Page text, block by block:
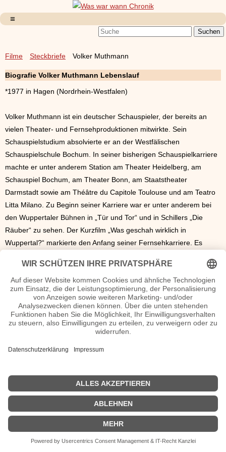
Filme Steckbriefe Volker Muthmann
Biografie Volker Muthmann Lebenslauf
*1977 in Hagen (Nordrhein-Westfalen)
Volker Muthmann ist ein deutscher Schauspieler, der bereits an
vielen Theater- und Fernsehproduktionen mitwirkte. Sein
Schauspielstudium absolvierte er an der Westfälischen
Schauspielschule Bochum. In seiner bisherigen Schauspielkarriere
machte er unter anderem Station am Theater Heidelberg, am
Schauspiel Bochum, am Theater Bonn, am Staatstheater
Darmstadt sowie am Théâtre du Capitole Toulouse und am Teatro
Litta Milano. Zu Beginn seiner Karriere war er unter anderem bei
den Wuppertaler Bühnen in „Tür und Tor“ und in Schillers „Die
Räuber“ zu sehen. Der Kurzfilm „Was geschah wirklich in
Wuppertal?“ markierte den Anfang seiner Fernsehkarriere. Es
„Polizeiruf 1102 oder „Mord mit Aussicht“. Zudem konnte er sich in
Filmen wie „Vollidiot“, „Bastard“ und „Nicht mein Tag“ einem
breiteren Publikum präsentieren. Im Jahr 2006 war Volker
Muthmann für den Deutschen Fernsehpreis nominiert.
n.n.v. - Die offizielle Volker Muthmann Homepage / Facebook / X /
Movies Volker Muthmann Filme
n.n.v.
| © 2013–2023 was-war-wann.de. Alle Rechte vorbehalten. |
| Kurzbio | Vita | Herkunft |